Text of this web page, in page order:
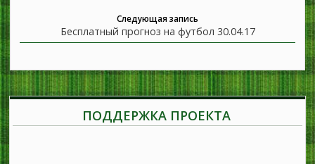
Следующая запись
Бесплатный прогноз на футбол 30.04.17
ПОДДЕРЖКА ПРОЕКТА